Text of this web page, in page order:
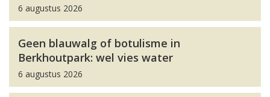
6 augustus 2026
Geen blauwalg of botulisme in
Berkhoutpark: wel vies water
6 augustus 2026